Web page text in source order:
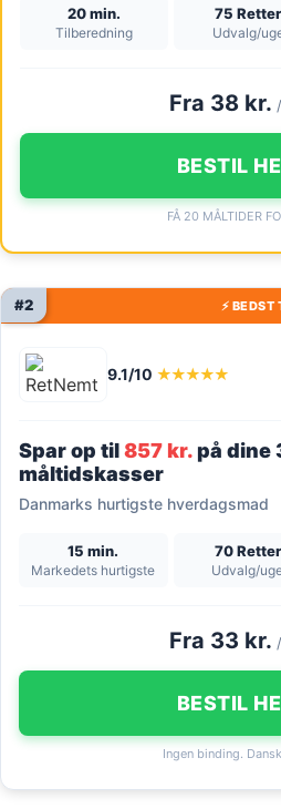
20 min.
Tilberedning
75 Retter
Udvalg/
Fra 38 kr.
BESTIL
FÅ 20 MÅLTIDER
⚡
#2
9.1/10 ★★★★★
Spar op til857 kr.på dine
måltidskasser
Danmarks hurtigste hverdagsmad
15 min.
Markedets hurtigste
70 Retter
Udvalg/
Fra 33 kr.
BESTIL
Ingen binding.